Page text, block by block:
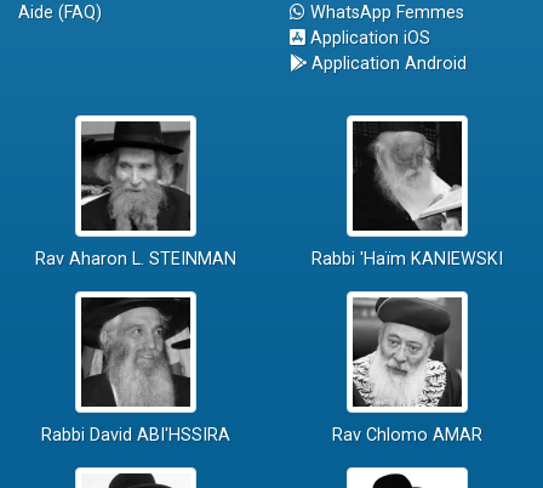
Aide (FAQ)
WhatsApp Femmes
Application iOS
Application Android
Rav Aharon L. STEINMAN Rabbi 'Haïm KANIEWSKI
Rabbi David ABI'HSSIRA Rav Chlomo AMAR